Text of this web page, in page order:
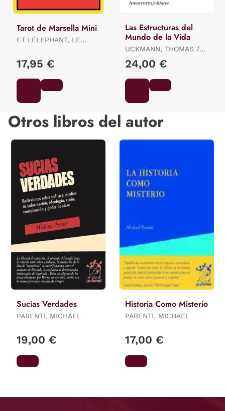
Tarot de Marsella Mini
ET LÉLEPHANT, LE
LÉLEPHANT, LE LOTUS
17,95 €
Las Estructuras del
Mundo de la Vida
UCKMANN, THOMAS /
24,00 €
Otros libros del autor
Sucias Verdades
PARENTI, MICHAEL
19,00 €
Historia Como Misterio
PARENTI, MICHAEL
17,00 €